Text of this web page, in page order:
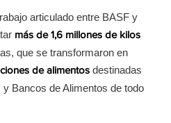
articulado entre BASF y
más de 1,6 millones de kilos
que se transformaron en
de alimentosdestinadas
Bancos de Alimentos de todo